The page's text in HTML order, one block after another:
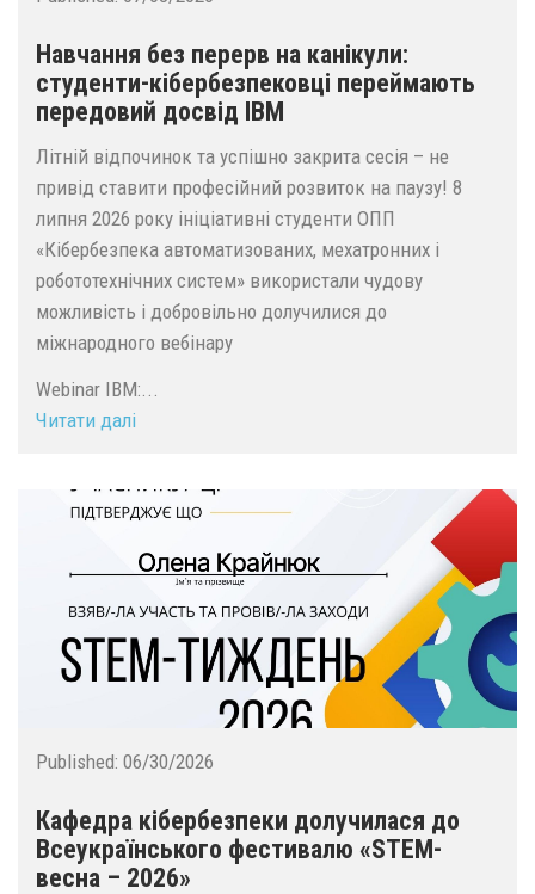
Навчання без перерв на канікули:
студенти-кібербезпековці переймають
передовий досвід IBM
Літній відпочинок та успішно закрита сесія – не
привід ставити професійний розвиток на паузу! 8
липня 2026 року ініціативні студенти ОПП
«Кібербезпека автоматизованих, мехатронних і
робототехнічних систем» використали чудову
можливість і добровільно долучилися до
міжнародного вебінару
Webinar IBM:...
Читати далі
Published: 06/30/2026
Кафедра кібербезпеки долучилася до
Всеукраїнського фестивалю «STEM-
весна – 2026»